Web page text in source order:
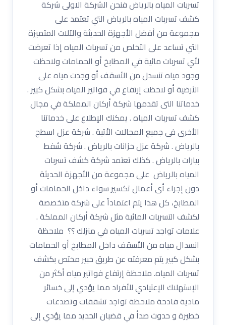
تسربات المياه بالرياض فنحن الشركة الاولى شركة
كشف تسربات المياه بالرياض التي تعتمد على
مجموعة من أفضل الأجهزة الحديثة والآلات المتميزة
التي تساعد على التخلص من تسربات المياه إذا تعرضت
لأي تسربات مائية في المطابخ أو الحمامات ولاحظت
وجود مياه تنسدل من الأسقف أو وجدت مياه على
الأرضية أو لاحظت إرتفاع في فواتير المياه بشكل كبير .
خدماتنا التى تقدمها شركة أركان المملكة في مجال
كشف تسربات المياه . يمكنك الإطلاع على خدماتنا
الأخرى فى جميع المجالات الاْتية . شركة عزل اسطح
بالرياض . شركة عزل خزانات بالرياض . شركة شفط
بيارات بالرياض . كذلك تعتمد شركة كشف تسربات
المياه بالرياض على مجموعة من الأجهزة الحديثة
دون إجراء أى أعمال تكسير سواء داخل الحمامات أو
المطابخ، كل هذا يتم اعتماداً على شركة متخصصة
لكشف التسربات المائية مثل شركة أركان المملكة .
علامات تواجد تسربات المياه في منزلك ؟؟ ملاحظة
انسدال مياه من الأسقف داخل المطابخ أو الحمامات
بشكل كبير يتم معرفته عن طريق خبير مختص بكشف
تسربات المياه. ملاحظة إرتفاع فواتير مياه أكثر من
الإستهلاك الإعتيادي للأفراد مما يؤدي إلى خسائر
مادية فادحة ملاحظة تواجد تشققات وتصدعات
خطيرة و حدوث صدأ في قضبان الحديد مما يؤدي إلى